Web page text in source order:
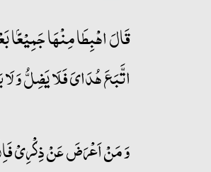
قَالَ اہۡبِطَا مِنۡہَا
اتَّبَعَ ہُدَایَ فَلَا یَضِلُّ وَ لَا
وَ مَنۡ اَعۡرَضَ عَنۡ ذِکۡرِیۡ فَاِنَّ